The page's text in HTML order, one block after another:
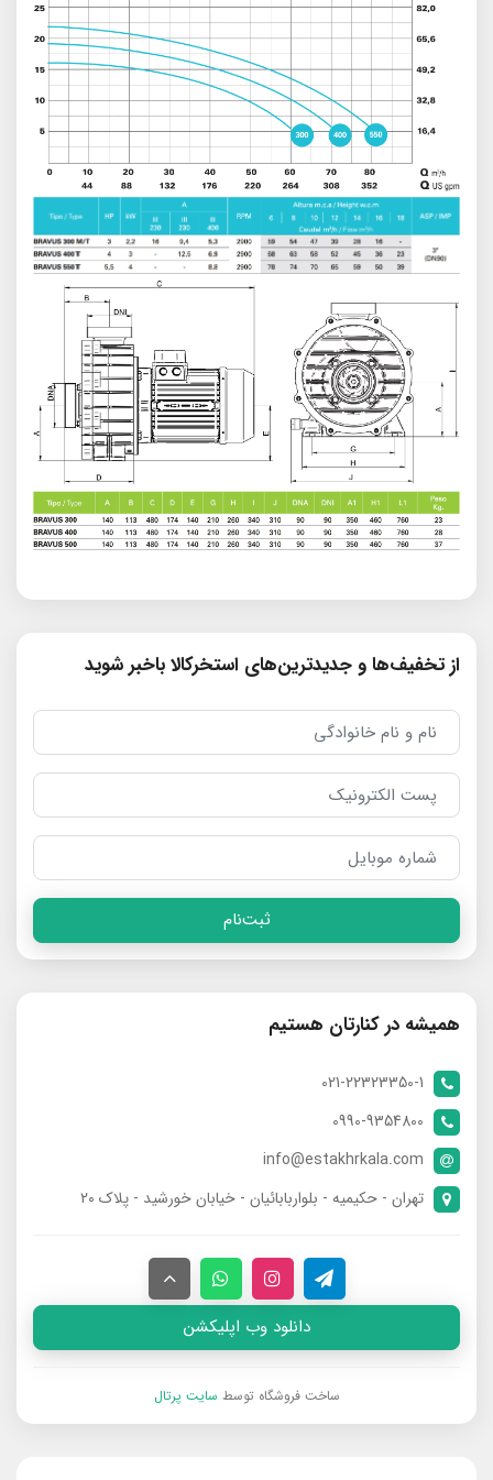
از تخفیف‌ها و جدیدترین‌های استخرکالا باخبر شوید
ثبت‌نام
همیشه در کنارتان هستیم
021-22323350-1
0990-9354800
info@estakhrkala.com
تهران - حکیمیه - بلواربابائیان - خیابان خورشید - پلاک ۲۰
دانلود وب اپلیکشن
ساخت فروشگاه توسط سایت پرتال